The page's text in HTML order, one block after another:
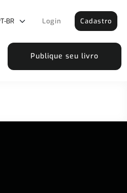
Publique seu livro
Login Cadastro